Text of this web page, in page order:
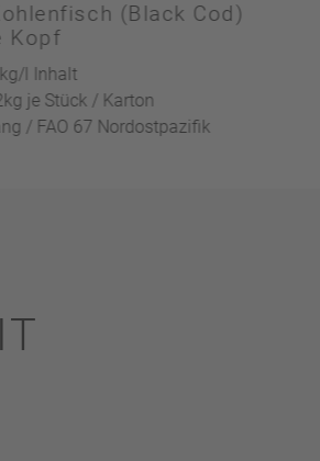
(Black Cod)
Kopf
l Inhalt
je Stück / Karton
/ FAO 67 Nordostpazifik